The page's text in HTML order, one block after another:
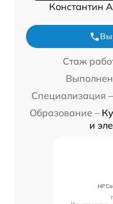
Константин
Стаж
Специализация –
Образование –
и